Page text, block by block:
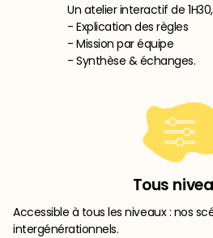
Un atelier interactif de
- Explication des règles
- Mission par équipe
- Synthèse & échanges.
Tous
Accessible à tous les niveaux : nos
intergénérationnels.